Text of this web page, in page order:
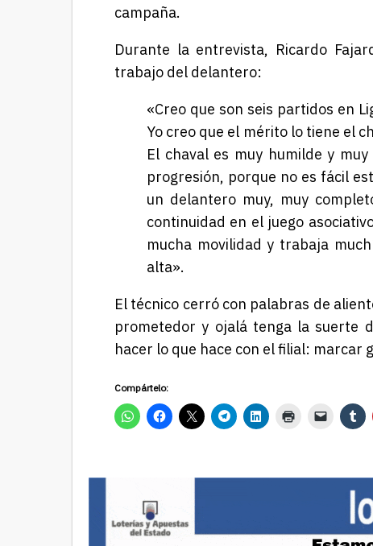
campaña.
Durante la entrevista, Ricardo
trabajo del delantero:
«Creo que son seis partidos en
Yo creo que el mérito lo tiene el
El chaval es muy humilde y
progresión, porque no es fácil
un delantero muy, muy
continuidad en el juego
mucha movilidad y trabaja
alta».
El técnico cerró con palabras de
prometedor y ojalá tenga la suerte
hacer lo que hace con el filial: marcar
Compártelo: